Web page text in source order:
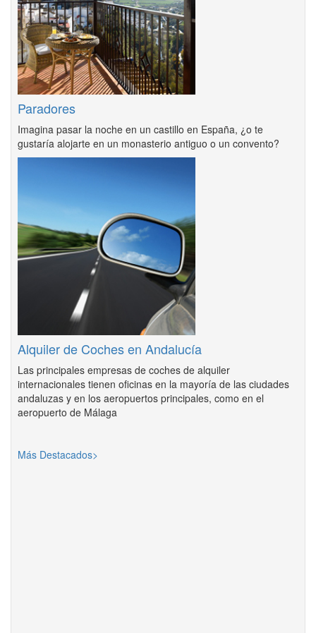
Paradores
Imagina pasar la noche en un castillo en España, ¿o te
gustaría alojarte en un monasterio antiguo o un convento?
Alquiler de Coches en Andalucía
Las principales empresas de coches de alquiler
internacionales tienen oficinas en la mayoría de las ciudades
andaluzas y en los aeropuertos principales, como en el
aeropuerto de Málaga
Más Destacados>